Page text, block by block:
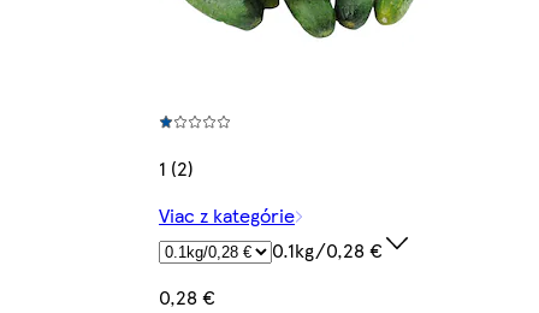
1 (2)
Viac z kategórie
0.1kg/0,28 €
0,28 €